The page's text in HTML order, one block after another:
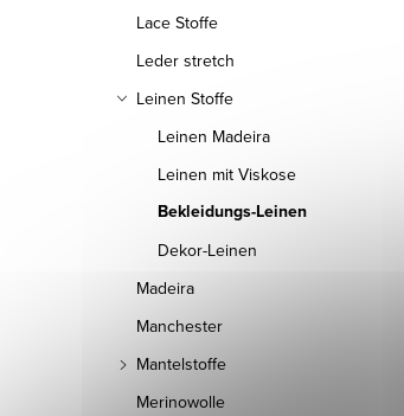
Lace Stoffe
Leder stretch
Leinen Stoffe
Leinen Madeira
Leinen mit Viskose
Bekleidungs-Leinen
Dekor-Leinen
Madeira
Manchester
Mantelstoffe
Merinowolle